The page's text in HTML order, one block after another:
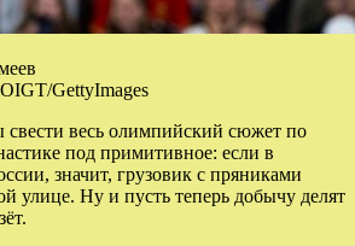
GettyImages
весь олимпийский сюжет по
под примитивное: если в
значит, грузовик с пряниками
улице. Ну и пусть теперь добычу делят